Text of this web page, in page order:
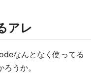
アレ
なんとなく使ってる
うか。